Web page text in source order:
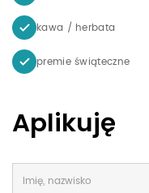
kawa / herbata
premie świąteczne
Aplikuję